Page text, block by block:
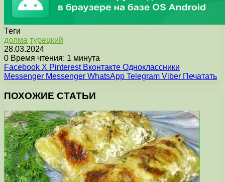
Теги
долма турецкий
28.03.2024
0 Время чтения: 1 минута
Facebook X Pinterest Вконтакте Одноклассники
Messenger Messenger WhatsApp Telegram Viber Печатать
ПОХОЖИЕ СТАТЬИ